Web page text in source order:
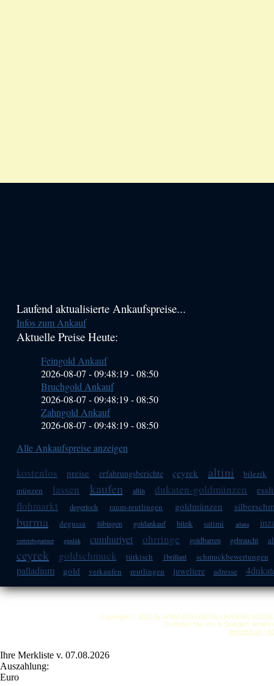
Haupt-
Sidebar
Laufend aktualisierte Ankaufspreise...
Infos zum Ankauf
Aktuelle Preise Heute:
Feingold Ankauf
2026-08-07 - 09:48:19-08:50
Bruchgold Ankauf
2026-08-07 - 09:48:19-08:50
Zahngold Ankauf
2026-08-07 - 09:48:19-08:50
Alle Ankaufspreise anzeigen
kostenlos preise erfahrungsberichte çeyrek altini
bilezik
münzen
lassen kaufen altin dukaten-goldmünzen
flohmarkt degerloch raum-reutlingen goldmünzen
burma degussa tübingen goldankauf bilzik satimi adana
vertriebspartner günlük cumhuriyet ohrringe goldbarren gebraucht
ceyrek goldschmuck türkisch 1brillant schmuckbewertungen
palladium gold verkaufen reutlingen juweliere adresse
Copyright © 2012 by ANKA
So finden Sie uns in Stuttgart:
Impressum|
Ihre Merkliste v. 07.08.2026
Auszahlung:
Euro